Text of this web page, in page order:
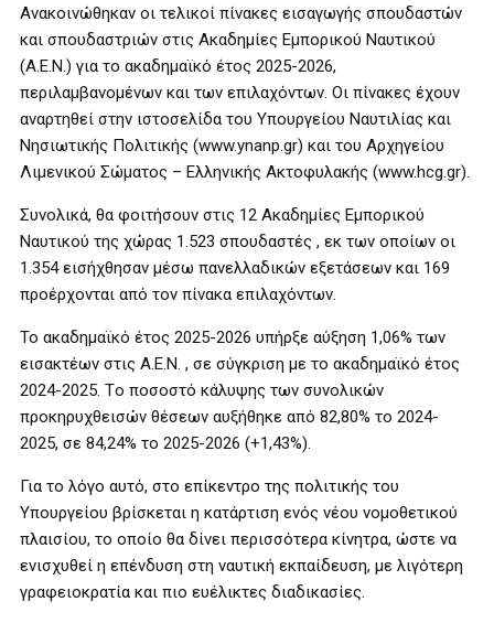
Ανακοινώθηκαν οι τελικοί πίνακες εισαγωγής σπουδαστών
και σπουδαστριών στις Ακαδημίες Εμπορικού Ναυτικού
(Α.Ε.Ν.) για το ακαδημαϊκό έτος 2025-2026,
περιλαμβανομένων και των επιλαχόντων. Οι πίνακες έχουν
αναρτηθεί στην ιστοσελίδα του Υπουργείου Ναυτιλίας και
Νησιωτικής Πολιτικής (www.ynanp.gr) και του Αρχηγείου
Λιμενικού Σώματος – Ελληνικής Ακτοφυλακής (www.hcg.gr).
Συνολικά, θα φοιτήσουν στις 12 Ακαδημίες Εμπορικού
Ναυτικού της χώρας 1.523 σπουδαστές , εκ των οποίων οι
1.354 εισήχθησαν μέσω πανελλαδικών εξετάσεων και 169
προέρχονται από τον πίνακα επιλαχόντων.
Το ακαδημαϊκό έτος 2025-2026 υπήρξε αύξηση 1,06% των
εισακτέων στις Α.Ε.Ν. , σε σύγκριση με το ακαδημαϊκό έτος
2024-2025. Tο ποσοστό κάλυψης των συνολικών
προκηρυχθεισών θέσεων αυξήθηκε από 82,80% το 2024-
2025, σε 84,24% το 2025-2026 (+1,43%).
Για το λόγο αυτό, στο επίκεντρο της πολιτικής του
Υπουργείου βρίσκεται η κατάρτιση ενός νέου νομοθετικού
πλαισίου, το οποίο θα δίνει περισσότερα κίνητρα, ώστε να
ενισχυθεί η επένδυση στη ναυτική εκπαίδευση, με λιγότερη
γραφειοκρατία και πιο ευέλικτες διαδικασίες.